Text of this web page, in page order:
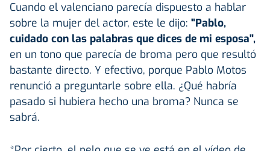
Cuando el valenciano parecía dispuesto a hablar
sobre la mujer del actor, este le dijo: "Pablo,
cuidado con las palabras que dices de mi esposa",
en un tono que parecía de broma pero que resultó
bastante directo. Y efectivo, porque Pablo Motos
renunció a preguntarle sobre ella. ¿Qué habría
pasado si hubiera hecho una broma? Nunca se
sabrá.